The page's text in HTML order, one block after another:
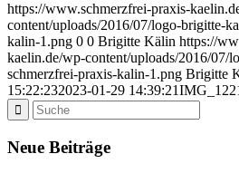
https://www.schmerzfrei-praxis-
content/uploads/2016/07/logo-brigitte-
kalin-1.png 0 0 Brigitte Kälin https://
kaelin.de/wp-content/uploads/2016/07/
schmerzfrei-praxis-kalin-1.png Brigitte
15:22:232023-01-29 14:39:21
Neue Beiträge